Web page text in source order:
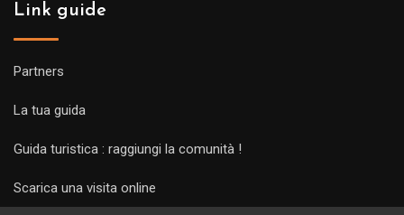
Link guide
Partners
La tua guida
Guida turistica : raggiungi la comunità !
Scarica una visita online